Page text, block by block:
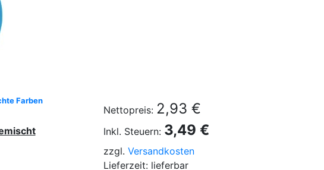
Farben
Nettopreis: 2,93 €
Inkl. Steuern: 3,49 €
zzgl. Versandkosten
Lieferzeit: lieferbar